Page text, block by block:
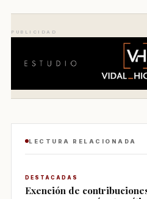
PUBLICIDAD
LECTURA RELACIONADA
DESTACADAS
Exención de